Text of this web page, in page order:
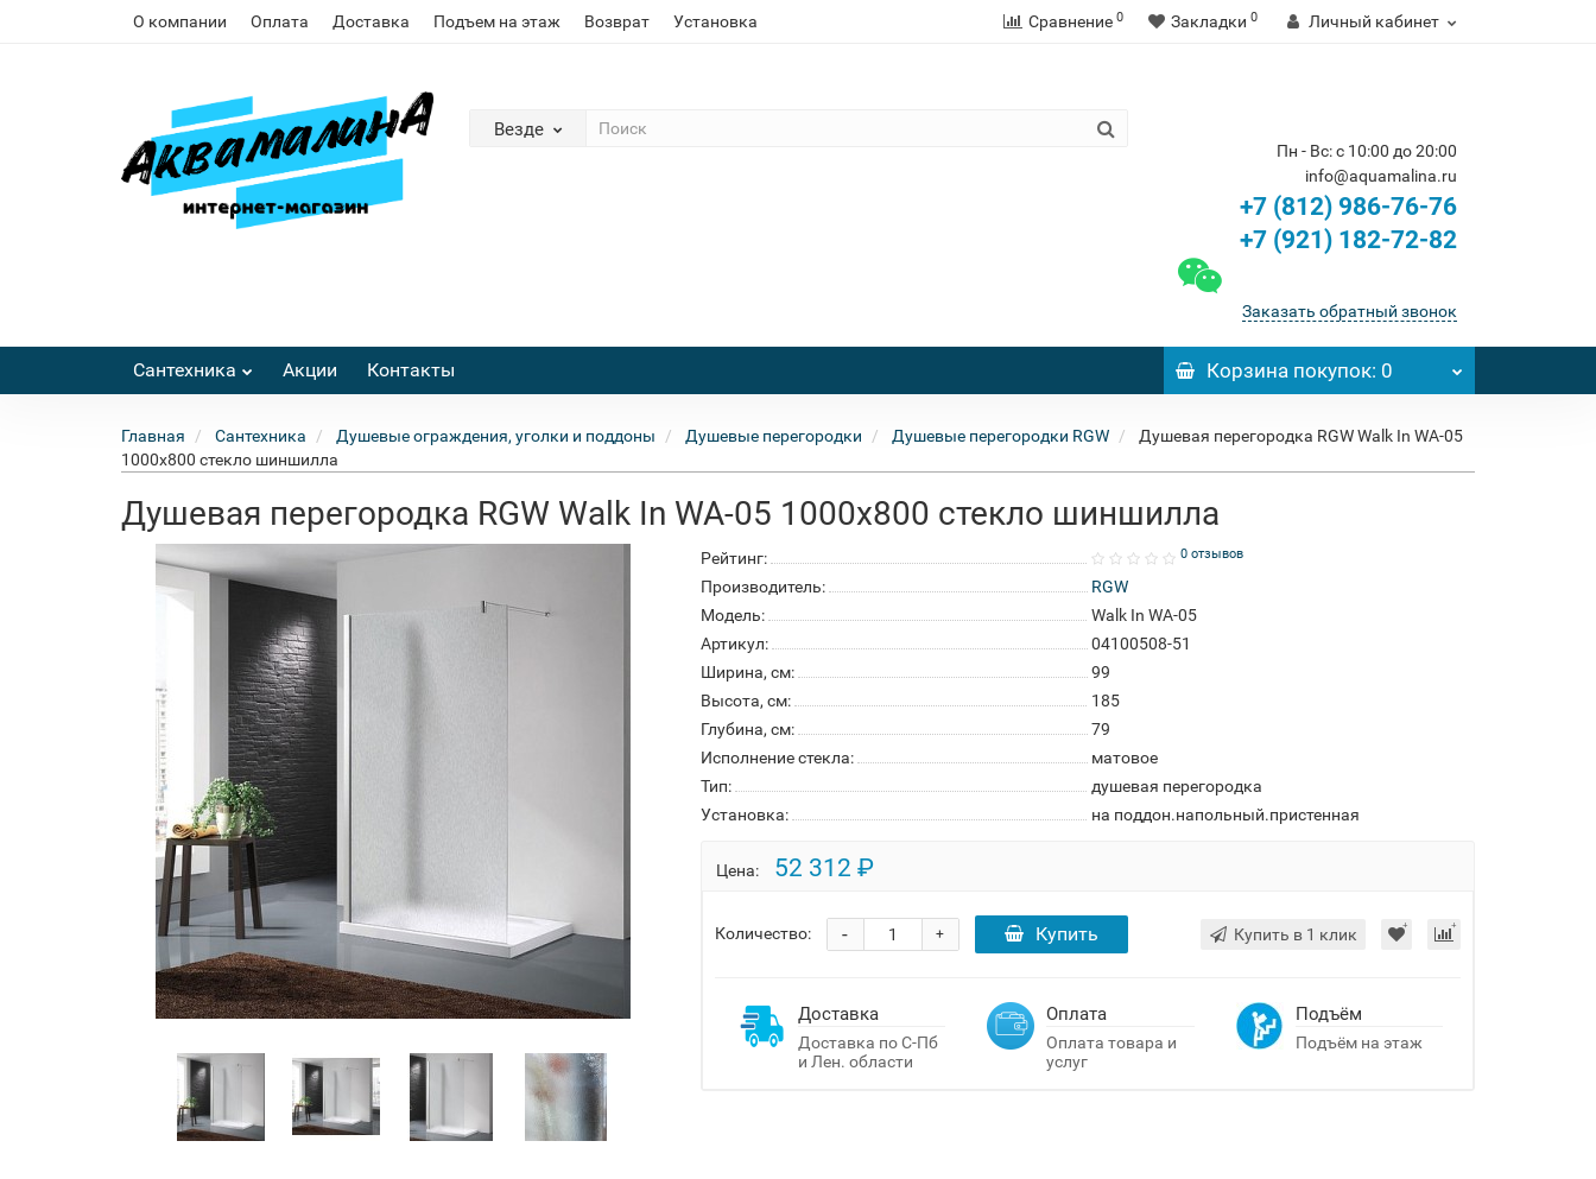
О компании Оплата Доставка Подъем на этаж Возврат Установка Сравнение 0 Закладки 0 Личный кабинет
Везде
Пн - Вс: с 10:00 до 20:00
info@aquamalina.ru
+7 (812) 986-76-76
+7 (921) 182-72-82
Заказать обратный звонок
Сантехника Акции Контакты Корзинапокупок: 0
Главная Сантехника Душевые ограждения, уголки и поддоны Душевые перегородки Душевые перегородки RGW
Душевая перегородка RGW Walk In WA-05
1000x800 стекло шиншилла
Душевая перегородка RGW Walk In WA-05 1000x800 стекло шиншилла
Рейтинг: 0 отзывов
Производитель:
RGW
Модель:
Walk In WA-05
Артикул:
04100508-51
Ширина, см:
99
Высота, см:
185
Глубина, см:
79
Исполнение стекла:
матовое
Тип:
душевая перегородка
Установка:
на поддон.напольный.пристенная
Цена: 52 312 ₽
Количество: +
- Купить Купить в 1 клик
Доставка
Доставка по С-Пб
и Лен. области
Оплата
Оплата товара и
услуг
Подъём
Подъём на этаж